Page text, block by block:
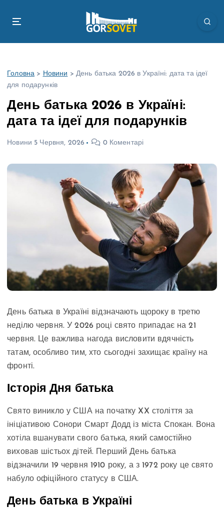
Головна > Новини > День батька 2026 в Україні: дата та ідеї
для подарунків
День батька 2026 в Україні:
дата та ідеї для подарунків
Новини 5 Червня, 2026 0 Коментарі
День батька в Україні відзначають щороку в третю
неділю червня. У 2026 році свято припадає на 21
червня. Це важлива нагода висловити вдячність
татам, особливо тим, хто сьогодні захищає країну на
фронті.
Історія Дня батька
Свято виникло у США на початку XX століття за
ініціативою Сонори Смарт Додд із міста Спокан. Вона
хотіла вшанувати свого батька, який самостійно
виховав шістьох дітей. Перший День батька
відзначили 19 червня 1910 року, а з 1972 року це свято
набуло офіційного статусу в США.
День батька в Україні